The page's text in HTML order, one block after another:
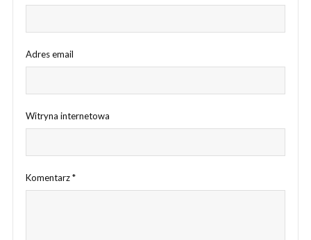
Adres email
Witryna internetowa
Komentarz*